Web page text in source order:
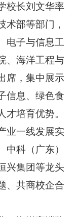
校长刘文华率
术部等部门，
电子与信息工
、海洋工程与
席，集中展示
信息、绿色食
培育优势。
一线发展实
科（广东）
兴集团等龙头
、共商校企合